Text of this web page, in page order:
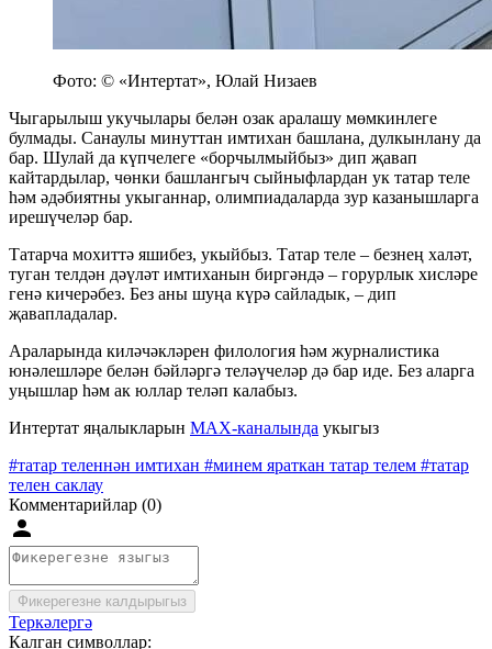
Фото: © «Интертат», Юлай Низаев
Чыгарылыш укучылары белән озак аралашу мөмкинлеге
булмады. Санаулы минуттан имтихан башлана, дулкынлану да
бар. Шулай да күпчелеге «борчылмыйбыз» дип җавап
кайтардылар, чөнки башлангыч сыйныфлардан ук татар теле
һәм әдәбиятны укыганнар, олимпиадаларда зур казанышларга
ирешүчеләр бар.
Татарча мохиттә яшибез, укыйбыз. Татар теле – безнең халәт,
туган телдән дәүләт имтиханын биргәндә – горурлык хисләре
генә кичерәбез. Без аны шуңа күрә сайладык, – дип
җавапладалар.
Араларында киләчәкләрен филология һәм журналистика
юнәлешләре белән бәйләргә теләүчеләр дә бар иде. Без аларга
уңышлар һәм ак юллар теләп калабыз.
Интертат яңалыкларын MAX-каналында укыгыз
#татар теленнән имтихан #минем яраткан татар телем #татар
телен саклау
Комментарийлар (0)
Фикерегезне калдырыгыз
Теркәлергә
Калган символлар: